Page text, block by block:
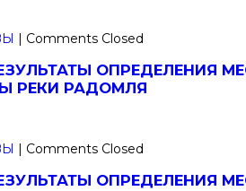
| Comments Closed
ОПРЕДЕЛЕНИЯ
РЕКИ РАДОМЛЯ
| Comments Closed
ОПРЕДЕЛЕНИЯ